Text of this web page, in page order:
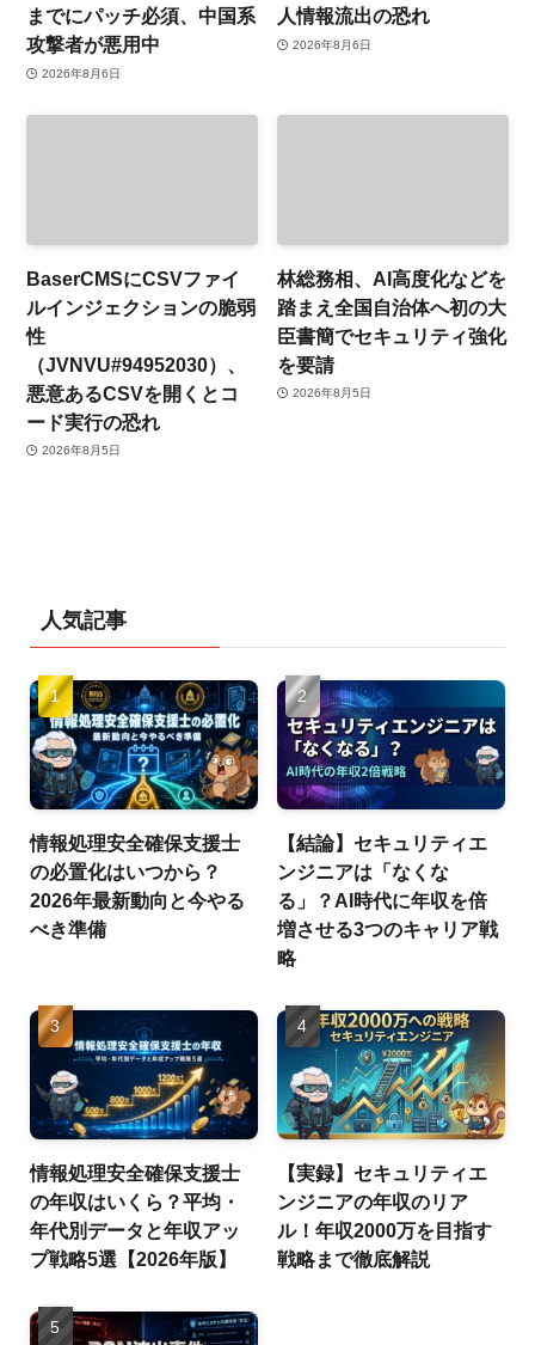
までにパッチ必須、中国系
攻撃者が悪用中
2026年8月6日
人情報流出の恐れ
2026年8月6日
BaserCMSにCSVファイ
ルインジェクションの脆弱
性
（JVNVU#94952030）、
悪意あるCSVを開くとコ
ード実行の恐れ
2026年8月5日
林総務相、AI高度化などを
踏まえ全国自治体へ初の大
臣書簡でセキュリティ強化
を要請
2026年8月5日
人気記事
情報処理安全確保支援士
の必置化はいつから？
2026年最新動向と今やる
べき準備
【結論】セキュリティエ
ンジニアは「なくな
る」？AI時代に年収を倍
増させる3つのキャリア戦
略
情報処理安全確保支援士
の年収はいくら？平均・
年代別データと年収アッ
プ戦略5選【2026年版】
【実録】セキュリティエ
ンジニアの年収のリア
ル！年収2000万を目指す
戦略まで徹底解説